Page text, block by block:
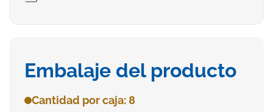
Embalaje del producto
Cantidad por caja: 8